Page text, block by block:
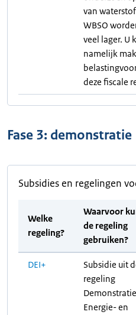
van
WBSO
veel lager. U
namelijk
deze fiscale
Fase 3: demonstratie
Subsidies en regelingen
Welke
regeling?
Waarvoor
de regeling
gebruiken?
DEI+
Subsidie uit
regeling
Demonstratie
Energie- en